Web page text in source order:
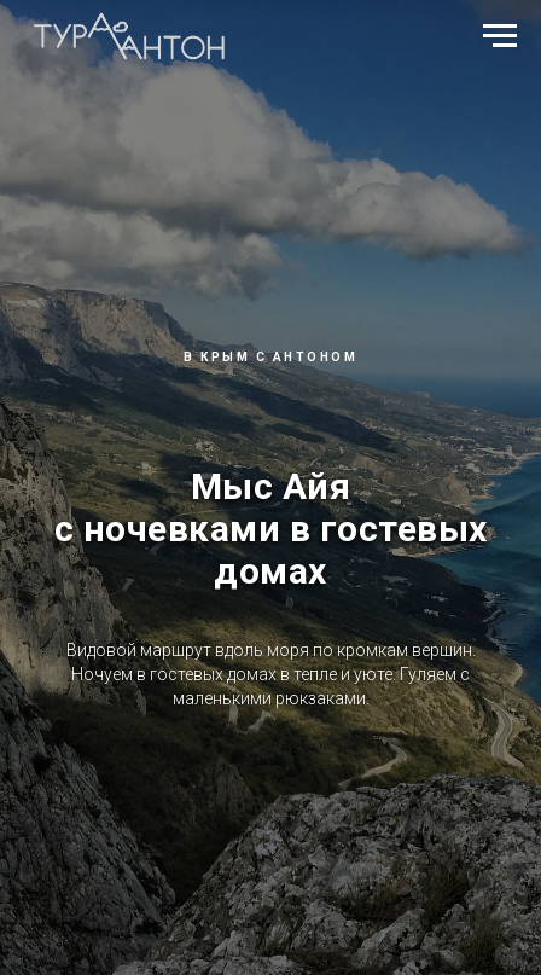
В КРЫМ С АНТОНОМ
Мыс Айя
с ночевками в гостевых
домах
Видовой маршрут вдоль моря по кромкам вершин.
Ночуем в гостевых домах в тепле и уюте. Гуляем с
маленькими рюкзаками.